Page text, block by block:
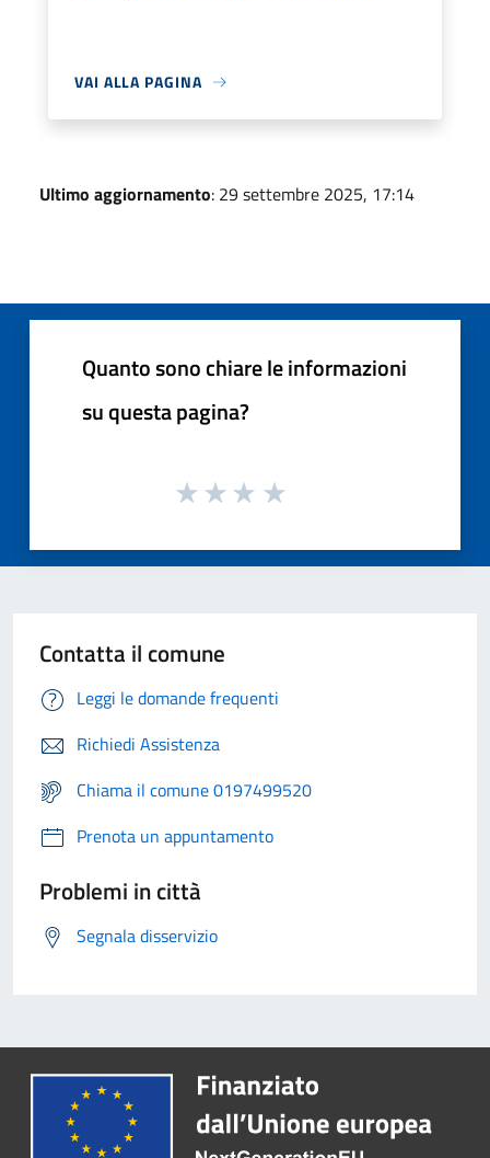
VAI ALLA PAGINA
Ultimo aggiornamento: 29 settembre 2025, 17:14
Quanto sono chiare le informazioni
su questa pagina?
Contatta il comune
Leggi le domande frequenti
Richiedi Assistenza
Chiama il comune 0197499520
Prenota un appuntamento
Problemi in città
Segnala disservizio